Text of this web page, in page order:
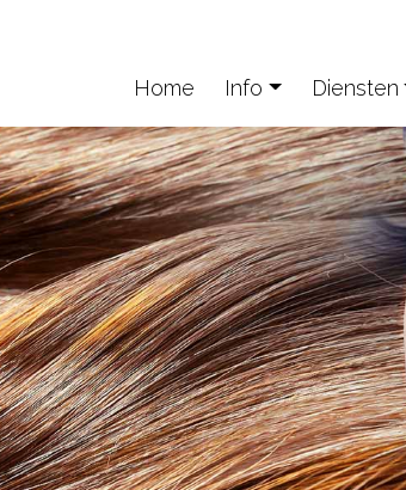
Home Info Diensten